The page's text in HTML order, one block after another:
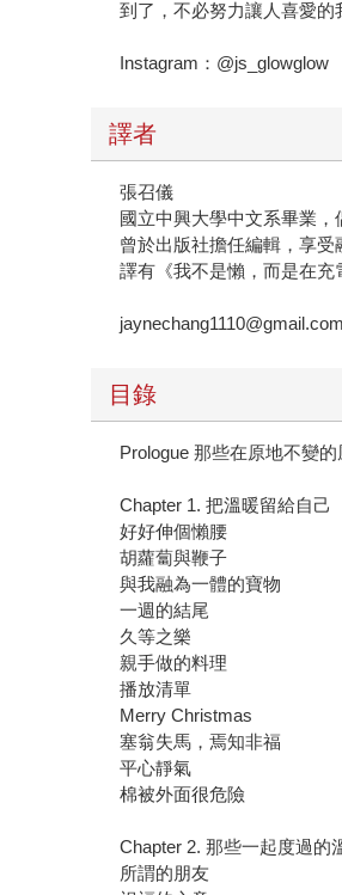
到了，不必努力讓人喜愛的
Instagram：@js_glowglow
譯者
張召儀
國立中興大學中文系畢業，
曾於出版社擔任編輯，享受
譯有《我不是懶，而是在充
jaynechang1110@gmail.com
目錄
Prologue 那些在原地不變的
Chapter 1. 把溫暖留給自己
好好伸個懶腰
胡蘿蔔與鞭子
與我融為一體的寶物
一週的結尾
久等之樂
親手做的料理
播放清單
Merry Christmas
塞翁失馬，焉知非福
平心靜氣
棉被外面很危險
Chapter 2. 那些一起度過的
所謂的朋友